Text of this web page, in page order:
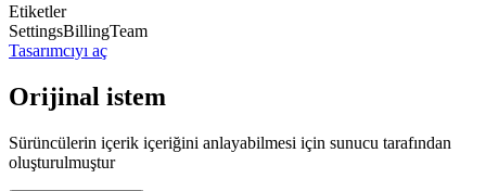
Etiketler
SettingsBillingTeam
Tasarımcıyı aç
Orijinal istem
Sürüncülerin içerik içeriğini anlayabilmesi için sunucu tarafından
oluşturulmuştur